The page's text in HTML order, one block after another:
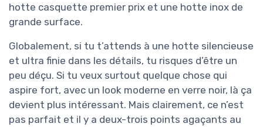
hotte casquette premier prix et une hotte inox de
grande surface.
Globalement, si tu t’attends à une hotte silencieuse
et ultra finie dans les détails, tu risques d’être un
peu déçu. Si tu veux surtout quelque chose qui
aspire fort, avec un look moderne en verre noir, là ça
devient plus intéressant. Mais clairement, ce n’est
pas parfait et il y a deux-trois points agaçants au